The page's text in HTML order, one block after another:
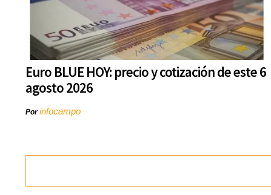
Euro BLUE HOY: precio y cotización de este 6
agosto 2026
Porinfocampo